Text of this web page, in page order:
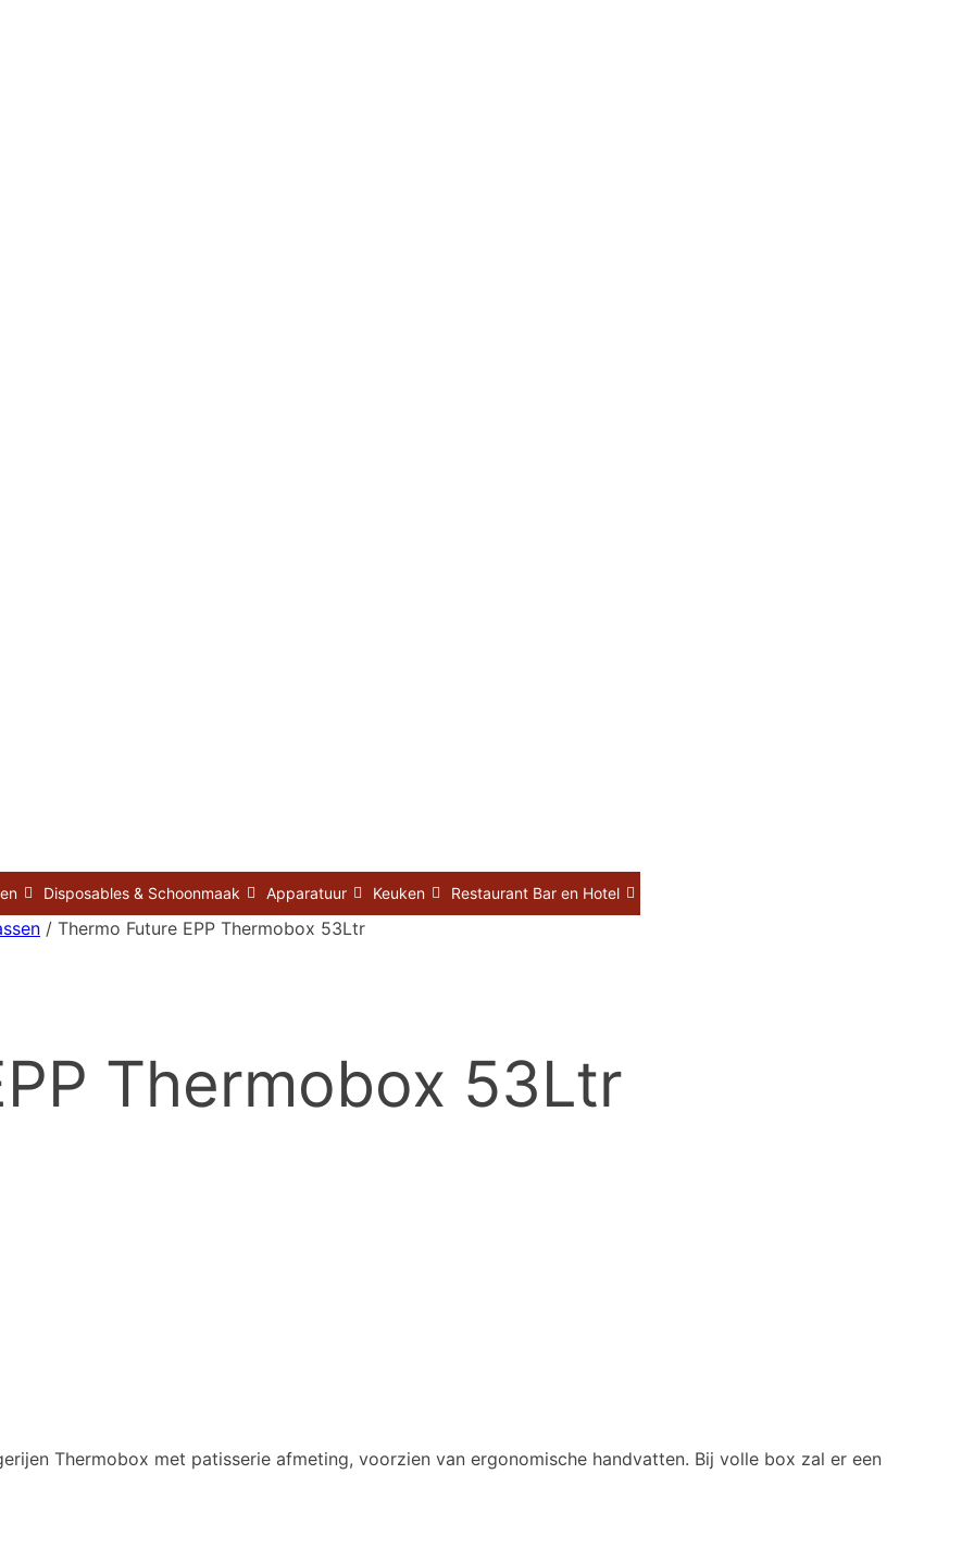
Disposables & Schoonmaak Apparatuur Keuken Restaurant Bar en Hotel
/ Thermo Future EPP Thermobox 53Ltr
Thermobox 53Ltr
Thermobox met patisserie afmeting, voorzien van ergonomische handvatten. Bij volle box zal er een